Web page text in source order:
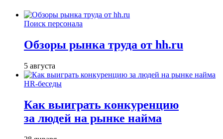
Поиск персонала
Обзоры рынка труда от hh.ru
5 августа
HR-беседы
Как выиграть конкуренцию
за людей на рынке найма